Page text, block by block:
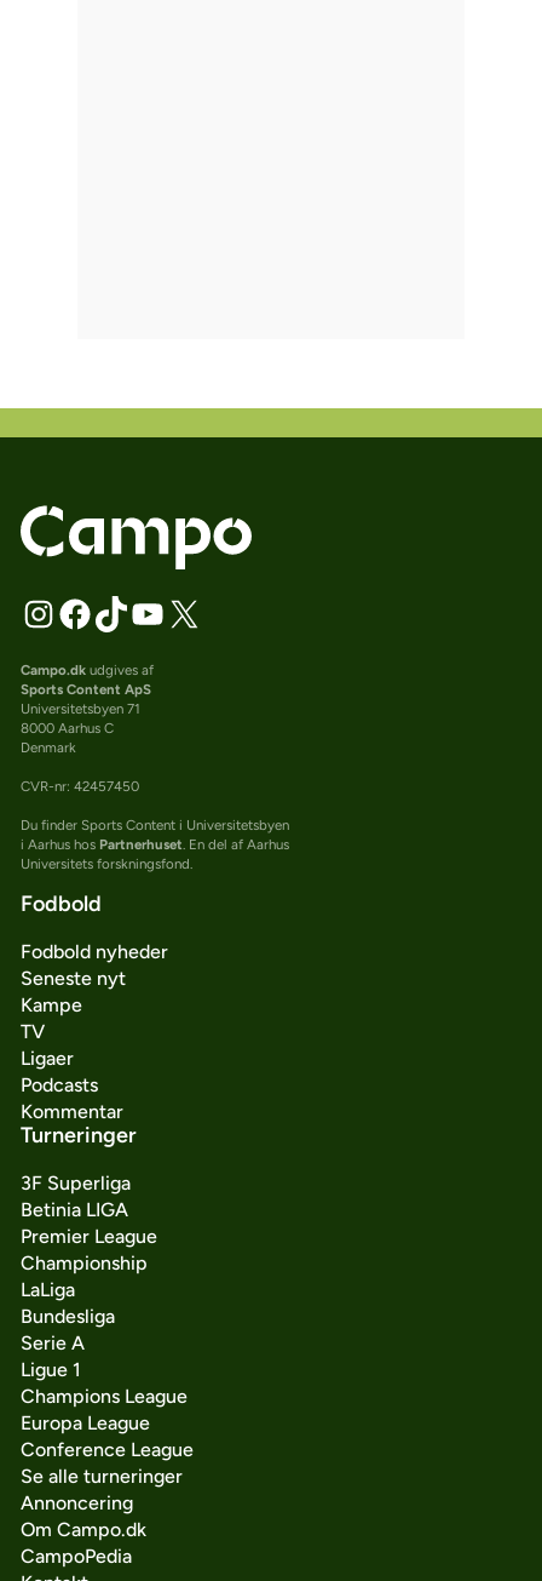
Campo.dkudgives af
Sports Content ApS
Universitetsbyen 71
8000 Aarhus C
Denmark
CVR-nr: 42457450
Du finder Sports Content i Universitetsbyen
i Aarhus hos Partnerhuset . En del af Aarhus
Universitets forskningsfond.
Fodbold
Fodbold nyheder
Seneste nyt
Kampe
TV
Ligaer
Podcasts
Kommentar
Turneringer
3F Superliga
Betinia LIGA
Premier League
Championship
LaLiga
Bundesliga
Serie A
Ligue 1
Champions League
Europa League
Conference League
Se alle turneringer
Annoncering
Om Campo.dk
CampoPedia